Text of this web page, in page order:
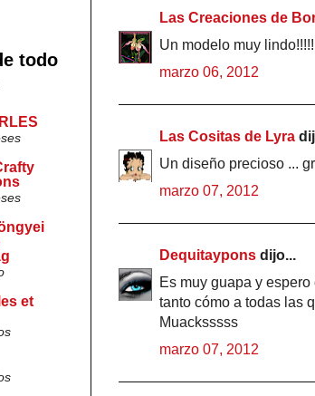
Las Creaciones de
Un modelo muy
marzo 06, 2012
Las Cositas de Lyra
Un diseño precioso ...
marzo 07, 2012
Dequitaypons dijo...
Es muy guapa y
tanto cómo a todas las
Muacksssss
marzo 07, 2012
todo
et